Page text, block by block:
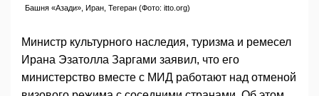
Башня «Азади», Иран, Тегеран (Фото: itto.org)
Министр культурного наследия, туризма и ремесел
Ирана Эзатолла Заргами заявил, что его
министерство вместе с МИД работают над отменой